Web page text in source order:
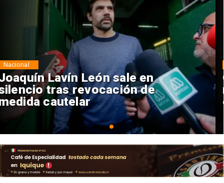
Chile y Venezuela formalizan
reinicio de relaciones
consulares
Nacional